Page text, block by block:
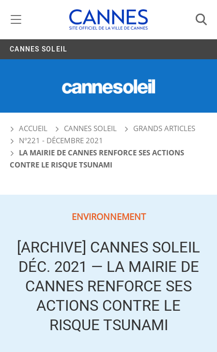
CANNES SOLEIL
ACCUEIL CANNES SOLEIL
GRANDS ARTICLES
N°221 - DÉCEMBRE 2021
LA MAIRIE DE CANNES RENFORCE SES ACTIONS
CONTRE LE RISQUE TSUNAMI
ENVIRONNEMENT
[ARCHIVE] CANNES SOLEIL
DÉC. 2021 — LA MAIRIE DE
CANNES RENFORCE SES
ACTIONS CONTRE LE
RISQUE TSUNAMI